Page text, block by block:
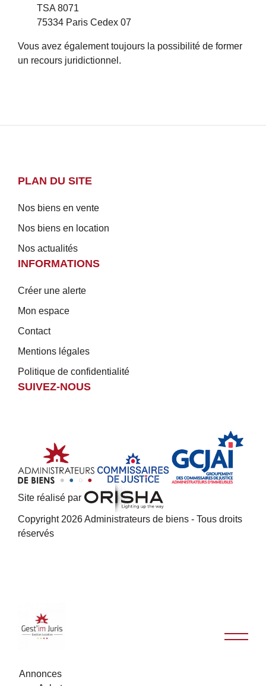
TSA 8071
75334 Paris Cedex 07
Vous avez également toujours la possibilité de former
un recours juridictionnel.
PLAN DU SITE
Nos biens en vente
Nos biens en location
Nos actualités
INFORMATIONS
Créer une alerte
Mon espace
Contact
Mentions légales
Politique de confidentialité
SUIVEZ-NOUS
Site réalisé par
Copyright 2026 Administrateurs de biens - Tous droits
réservés
Annonces